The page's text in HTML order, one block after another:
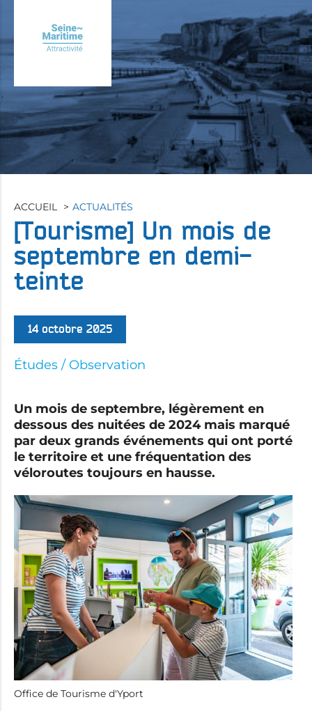
contenu
principal
ACCUEIL ACTUALITÉS
[Tourisme] Un mois de
septembre en demi-
teinte
14 octobre 2025
Études / Observation
Un mois de septembre, légèrement en
dessous des nuitées de 2024 mais marqué
par deux grands événements qui ont porté
le territoire et une fréquentation des
véloroutes toujours en hausse.
Office de Tourisme d'Yport